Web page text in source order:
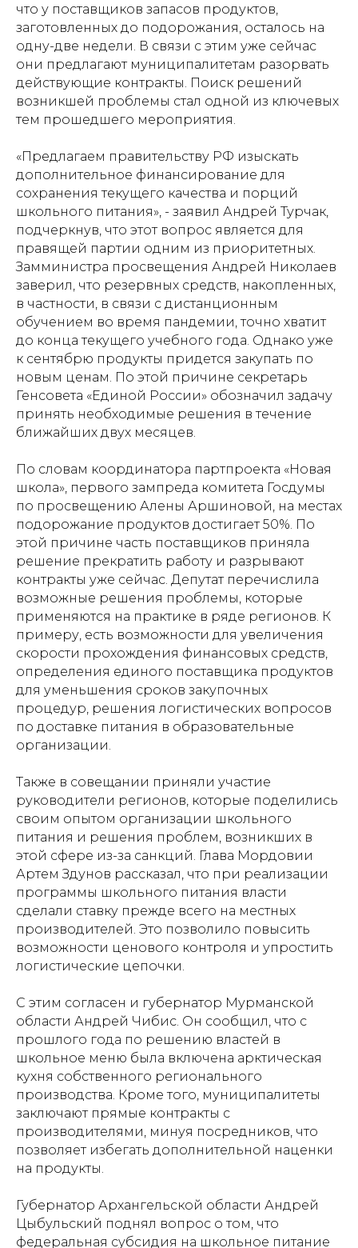
что у поставщиков запасов продуктов,
заготовленных до подорожания, осталось на
одну-две недели. В связи с этим уже сейчас
они предлагают муниципалитетам разорвать
действующие контракты. Поиск решений
возникшей проблемы стал одной из ключевых
тем прошедшего мероприятия.
«Предлагаем правительству РФ изыскать
дополнительное финансирование для
сохранения текущего качества и порций
школьного питания», - заявил Андрей Турчак,
подчеркнув, что этот вопрос является для
правящей партии одним из приоритетных.
Замминистра просвещения Андрей Николаев
заверил, что резервных средств, накопленных,
в частности, в связи с дистанционным
обучением во время пандемии, точно хватит
до конца текущего учебного года. Однако уже
к сентябрю продукты придется закупать по
новым ценам. По этой причине секретарь
Генсовета «Единой России» обозначил задачу
принять необходимые решения в течение
ближайших двух месяцев.
По словам координатора партпроекта «Новая
школа», первого зампреда комитета Госдумы
по просвещению Алены Аршиновой, на местах
подорожание продуктов достигает 50%. По
этой причине часть поставщиков приняла
решение прекратить работу и разрывают
контракты уже сейчас. Депутат перечислила
возможные решения проблемы, которые
применяются на практике в ряде регионов. К
примеру, есть возможности для увеличения
скорости прохождения финансовых средств,
определения единого поставщика продуктов
для уменьшения сроков закупочных
процедур, решения логистических вопросов
по доставке питания в образовательные
организации.
Также в совещании приняли участие
руководители регионов, которые поделились
своим опытом организации школьного
питания и решения проблем, возникших в
этой сфере из-за санкций. Глава Мордовии
Артем Здунов рассказал, что при реализации
программы школьного питания власти
сделали ставку прежде всего на местных
производителей. Это позволило повысить
возможности ценового контроля и упростить
логистические цепочки.
С этим согласен и губернатор Мурманской
области Андрей Чибис. Он сообщил, что с
прошлого года по решению властей в
школьное меню была включена арктическая
кухня собственного регионального
производства. Кроме того, муниципалитеты
заключают прямые контракты с
производителями, минуя посредников, что
позволяет избегать дополнительной наценки
на продукты.
Губернатор Архангельской области Андрей
Цыбульский поднял вопрос о том, что
федеральная субсидия на школьное питание